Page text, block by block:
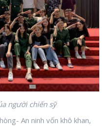
người chiến sỹ
An ninh vốn khô khan,